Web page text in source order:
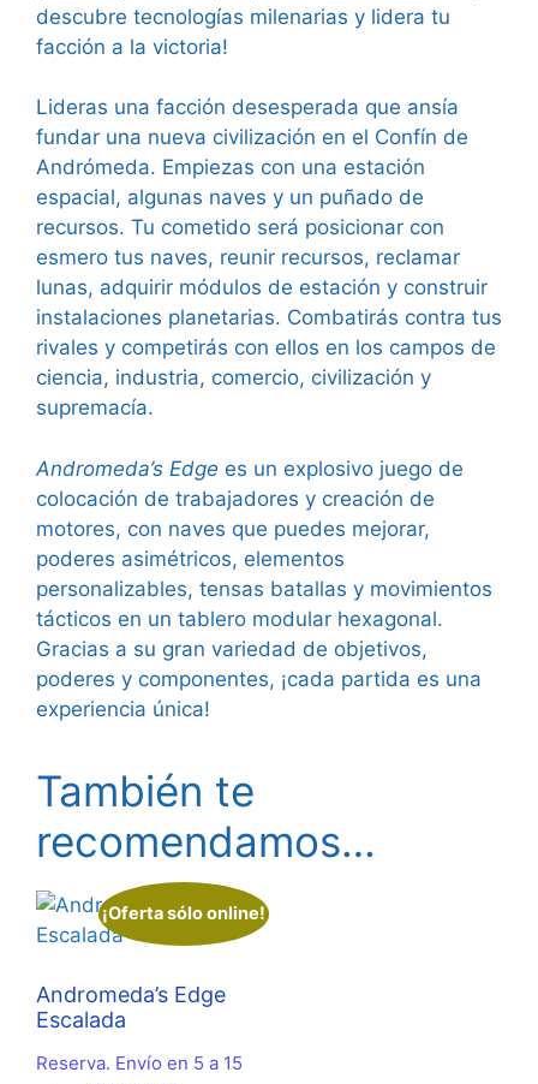
descubre tecnologías milenarias y lidera tu
facción a la victoria!
Lideras una facción desesperada que ansía
fundar una nueva civilización en el Confín de
Andrómeda. Empiezas con una estación
espacial, algunas naves y un puñado de
recursos. Tu cometido será posicionar con
esmero tus naves, reunir recursos, reclamar
lunas, adquirir módulos de estación y construir
instalaciones planetarias. Combatirás contra tus
rivales y competirás con ellos en los campos de
ciencia, industria, comercio, civilización y
supremacía.
Andromeda’s Edge es un explosivo juego de
colocación de trabajadores y creación de
motores, con naves que puedes mejorar,
poderes asimétricos, elementos
personalizables, tensas batallas y movimientos
tácticos en un tablero modular hexagonal.
Gracias a su gran variedad de objetivos,
poderes y componentes, ¡cada partida es una
experiencia única!
También te
recomendamos…
¡Oferta sólo online!
Andromeda’s Edge
Escalada
Reserva. Envío en 5 a 15